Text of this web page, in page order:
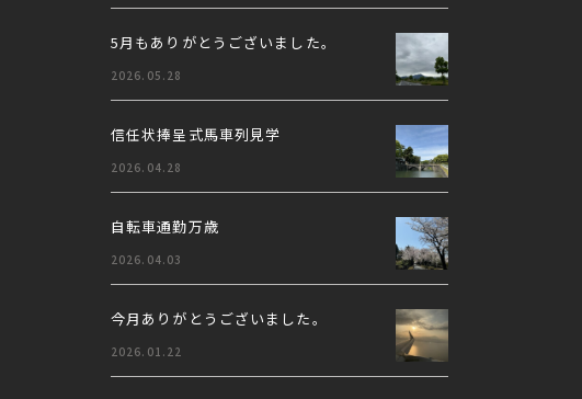
5月もありがとうございました。
2026.05.28
信任状捧呈式馬車列見学
2026.04.28
自転車通勤万歳
2026.04.03
今月ありがとうございました。
2026.01.22